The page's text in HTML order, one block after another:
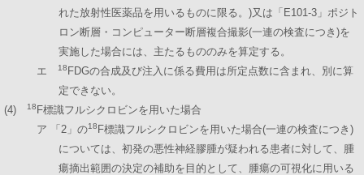
れた放射性医薬品を用いるものに限る。)又は「E101-3」ポジト
ロン断層・コンピューター断層複合撮影(一連の検査につき)を
実施した場合には、主たるもののみを算定する。
エ
18 FDGの合成及び注入に係る費用は所定点数に含まれ、別に算
定できない。
(4)
18 F標識フルシクロビンを用いた場合
ア 「2」の18 F標識フルシクロビンを用いた場合(一連の検査につき)
については、初発の悪性神経膠腫が疑われる患者に対して、腫
瘍摘出範囲の決定の補助を目的として、腫瘍の可視化に用いる